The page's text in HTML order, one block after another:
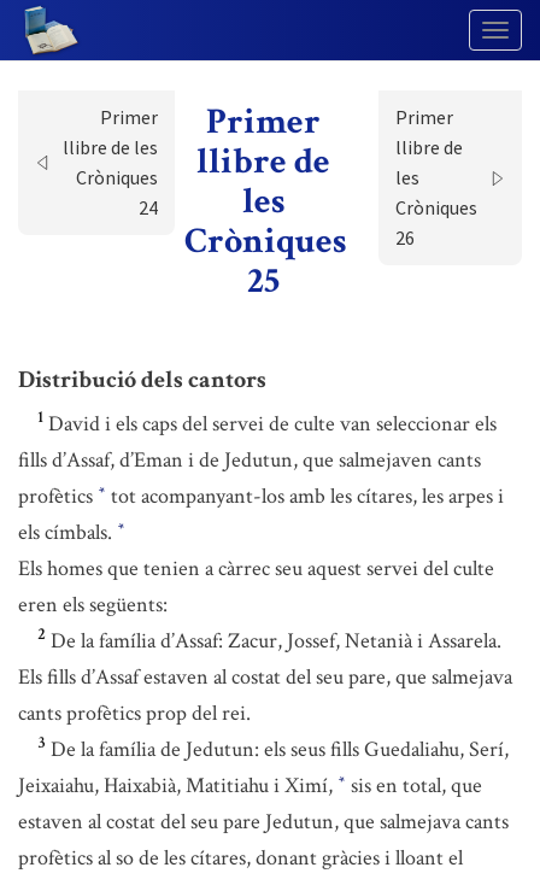
Primer
llibre de les
Cròniques
24
Primer
llibre de
les
Cròniques
25
Primer
llibre de
les
Cròniques
26
Distribució dels cantors
1 David i els caps del servei de culte van seleccionar els
fills d’Assaf, d’Eman i de Jedutun, que salmejaven cants
profètics * tot acompanyant-los amb les cítares, les arpes i
els címbals. *
Els homes que tenien a càrrec seu aquest servei del culte
eren els següents:
2 De la família d’Assaf: Zacur, Jossef, Netanià i Assarela.
Els fills d’Assaf estaven al costat del seu pare, que salmejava
cants profètics prop del rei.
3 De la família de Jedutun: els seus fills Guedaliahu, Serí,
Jeixaiahu, Haixabià, Matitiahu i Ximí, * sis en total, que
estaven al costat del seu pare Jedutun, que salmejava cants
profètics al so de les cítares, donant gràcies i lloant el